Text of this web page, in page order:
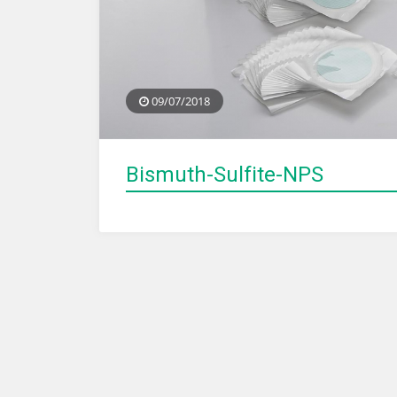
09/07/2018
Bismuth-Sulfite-NPS